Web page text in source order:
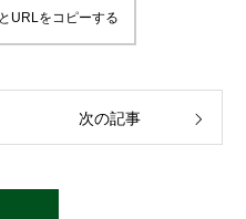
URLをコピーする
次の記事